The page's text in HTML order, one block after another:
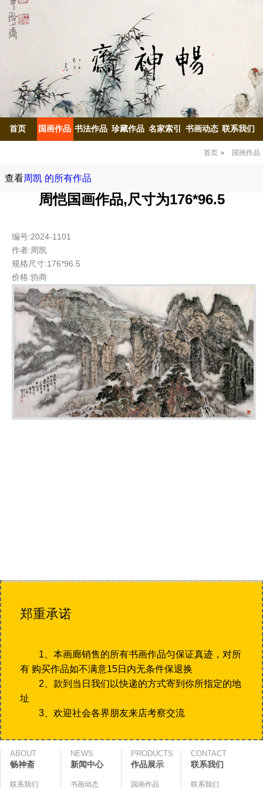
首页 国画作品 书法作品 珍藏作品 名家索引 书画动态 联系我们
首页 国画作品
查看周凯 的所有作品
周恺国画作品,尺寸为176*96.5
编号:2024-1101
作者:周凯
规格尺寸:176*96.5
价格:协商
郑重承诺
1、本画廊销售的所有书画作品匀保证真迹，对所
有 购买作品如不满意15日内无条件保退换
2、款到当日我们以快递的方式寄到你所指定的地
址
3、欢迎社会各界朋友来店考察交流
ABOUT
畅神斋
联系我们
NEWS
新闻中心
书画动态
PRODUCTS
作品展示
国画作品
CONTACT
联系我们
联系我们